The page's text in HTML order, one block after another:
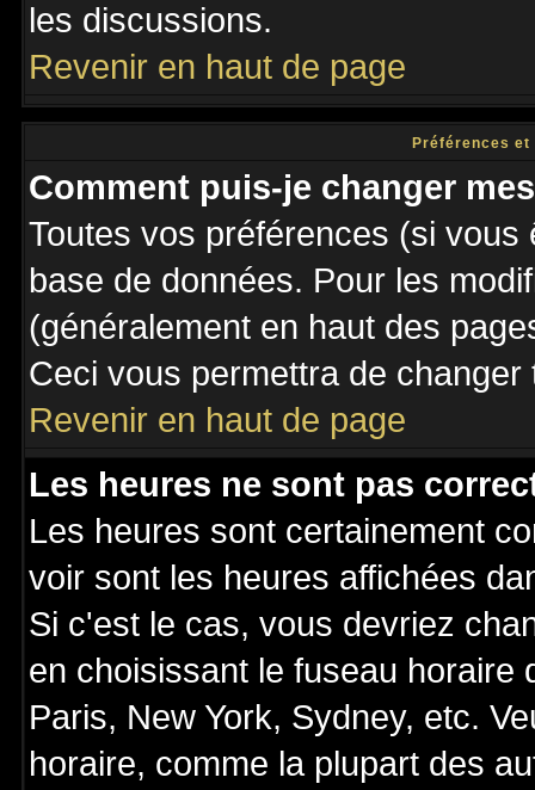
les discussions.
Revenir en haut de page
Préférences
Comment puis-je changer
Toutes vos préférences (si
base de données. Pour les
(généralement en haut des
Ceci vous permettra de
Revenir en haut de page
Les heures ne sont pas
Les heures sont certainement
voir sont les heures affichées
Si c'est le cas, vous devriez
en choisissant le fuseau horaire
Paris, New York, Sydney, etc.
horaire, comme la plupart des